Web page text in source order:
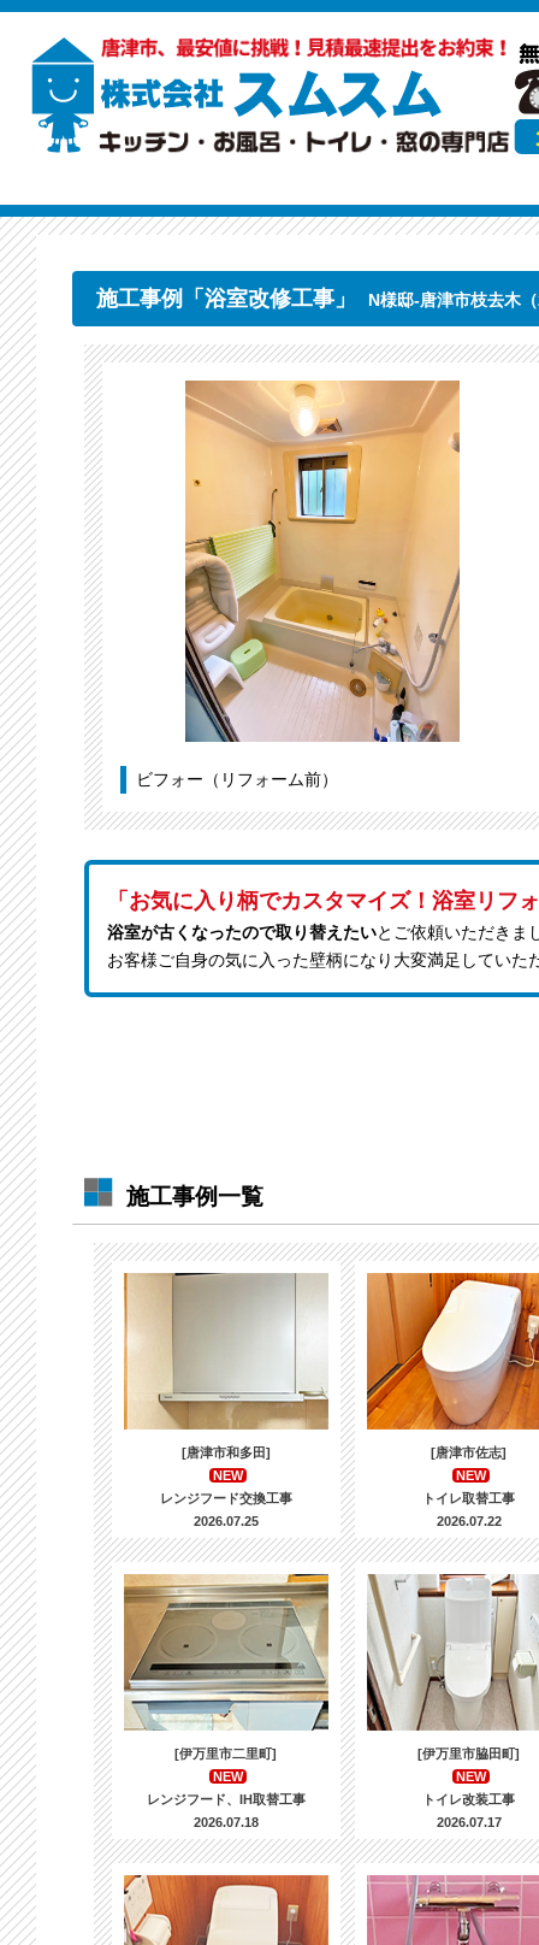
施工事例「浴室改修工事」 N様邸-唐津市枝去木
ビフォー（リフォーム前）
「お気に入り柄でカスタマイズ！浴室リフ
浴室が古くなったので取り替えたいとご依頼いただきま
お客様ご自身の気に入った壁柄になり大変満足していた
施工事例一覧
[唐津市和多田]
NEW
レンジフード交換工事
2026.07.25
[唐津市佐志]
NEW
トイレ取替工事
2026.07.22
[伊万里市二里町]
NEW
レンジフード、IH取替工事
2026.07.18
[伊万里市脇田町]
NEW
トイレ改装工事
2026.07.17